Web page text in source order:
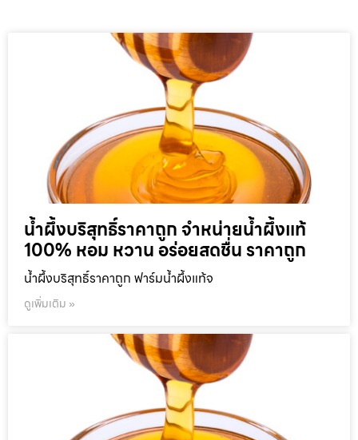
น้ำผึ้งบริสุทธิ์ราคาถูก จำหน่ายน้ำผึ้งแท้
100% หอม หวาน อร่อยสดชื่น ราคาถูก
น้ำผึ้งบริสุทธิ์ราคาถูก ฟาร์มน้ำผึ้งแท้จ
ดูเพิ่มเติม »